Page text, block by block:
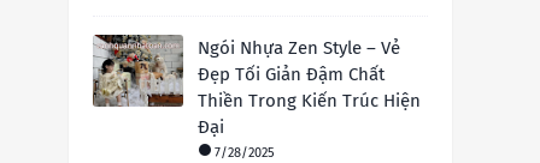
Ngói Nhựa Zen Style – Vẻ
Đẹp Tối Giản Đậm Chất
Thiền Trong Kiến Trúc Hiện
Đại
7/28/2025